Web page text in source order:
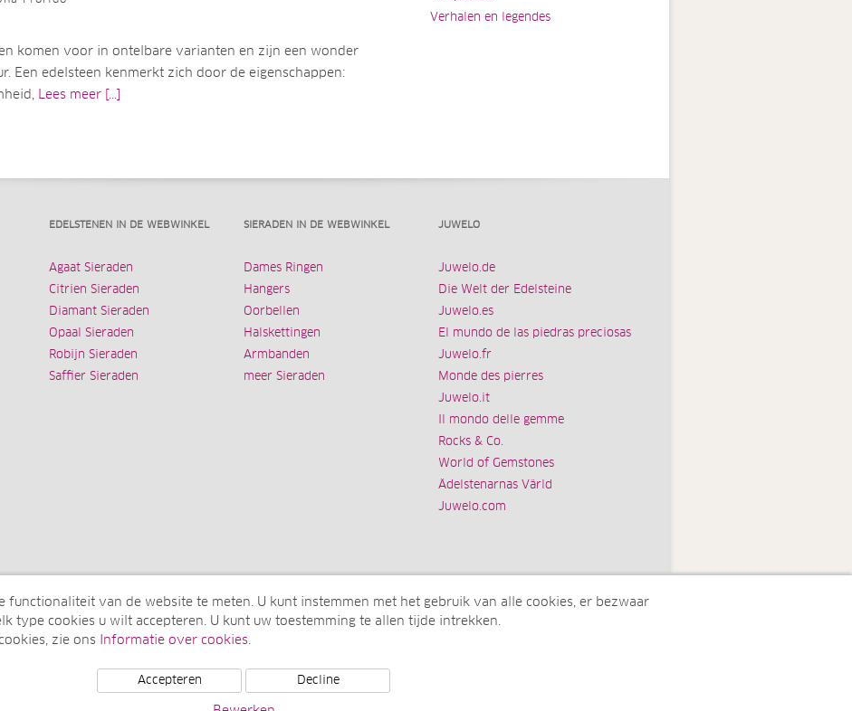
komen voor in ontelbare varianten en zijn een wonder
Een edelsteen kenmerkt zich door de eigenschappen:
Lees meer [...]
Verhalen en legendes
EDELSTENEN IN DE WEBWINKEL
Agaat Sieraden
Citrien Sieraden
Diamant Sieraden
Opaal Sieraden
Robijn Sieraden
Saffier Sieraden
SIERADEN IN DE WEBWINKEL
Dames Ringen
Hangers
Oorbellen
Halskettingen
Armbanden
meer Sieraden
JUWELO
Juwelo.de
Die Welt der Edelsteine
Juwelo.es
El mundo de las piedras preciosas
Juwelo.fr
Monde des pierres
Juwelo.it
Il mondo delle gemme
Rocks & Co.
World of Gemstones
Ädelstenarnas Värld
Juwelo.com
(Een onderneming van de elumeo SE)
functionaliteit van de website te meten. U kunt instemmen met het gebruik van alle cookies, er bezwaar
type cookies u wilt accepteren. U kunt uw toestemming te allen tijde intrekken.
zie ons
Informatie over cookies.
Accepteren Decline